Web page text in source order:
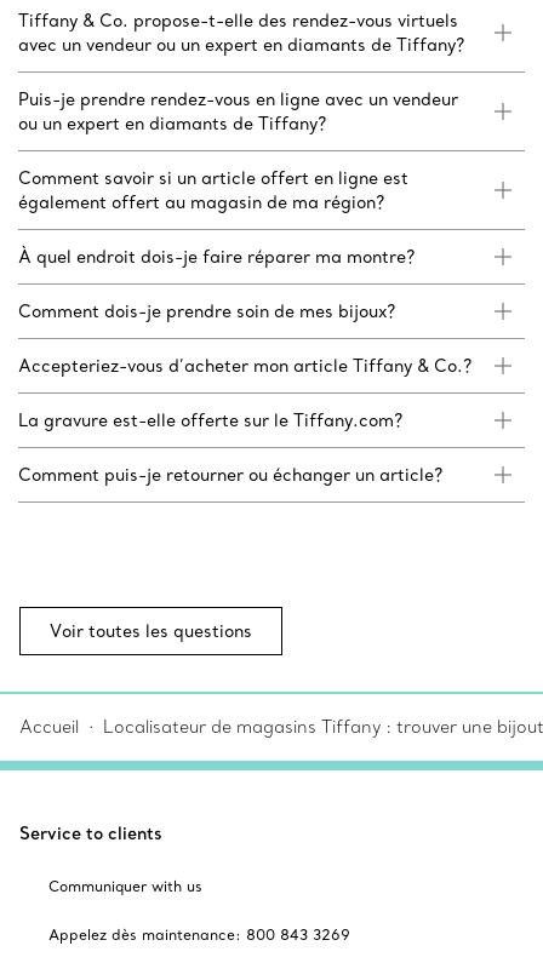
Tiffany & Co. propose-t-elle des rendez-vous virtuels
avec un vendeur ou un expert en diamants de Tiffany?
Puis-je prendre rendez-vous en ligne avec un vendeur
ou un expert en diamants de Tiffany?
Comment savoir si un article offert en ligne est
également offert au magasin de ma région?
À quel endroit dois-je faire réparer ma montre?
Comment dois-je prendre soin de mes bijoux?
Accepteriez-vous d’acheter mon article Tiffany & Co.?
La gravure est-elle offerte sur le Tiffany.com?
Comment puis-je retourner ou échanger un article?
Voir toutes les questions
Accueil Localisateur de magasins Tiffany : trouver une
Service to clients
Communiquer with us
Appelez dès maintenance: 800 843 3269